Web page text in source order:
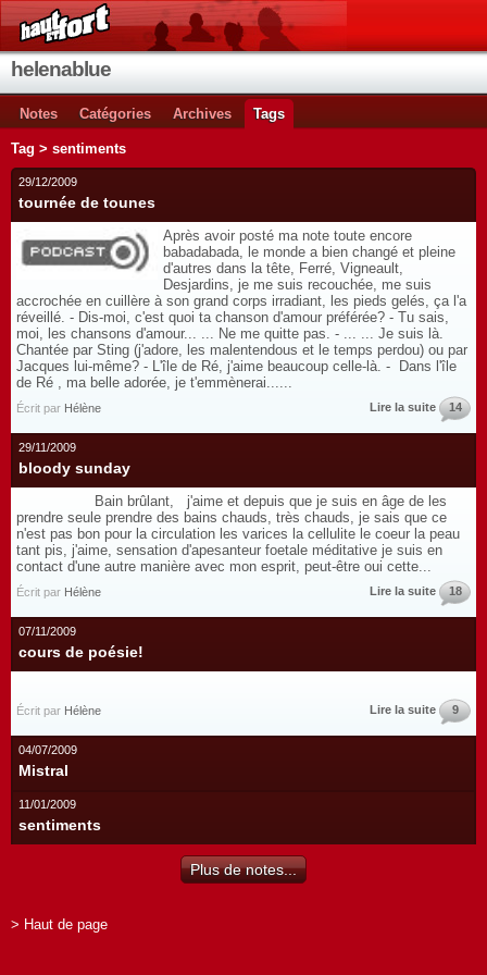
helenablue
Notes Catégories Archives Tags
Tag > sentiments
29/12/2009
tournée de tounes
Après avoir posté ma note toute encore
babadabada, le monde a bien changé et pleine
d'autres dans la tête, Ferré, Vigneault,
Desjardins, je me suis recouchée, me suis
accrochée en cuillère à son grand corps irradiant, les pieds gelés, ça l'a
réveillé. - Dis-moi, c'est quoi ta chanson d'amour préférée? - Tu sais,
moi, les chansons d'amour... ... Ne me quitte pas. - ... ... Je suis là.
Chantée par Sting (j'adore, les malentendous et le temps perdou) ou par
Jacques lui-même? - L'île de Ré, j'aime beaucoup celle-là. - Dans l'île
de Ré , ma belle adorée, je t'emmènerai......
Écrit par Hélène Lire la suite 14
29/11/2009
bloody sunday
Bain brûlant, j'aime et depuis que je suis en âge de les
prendre seule prendre des bains chauds, très chauds, je sais que ce
n'est pas bon pour la circulation les varices la cellulite le coeur la peau
tant pis, j'aime, sensation d'apesanteur foetale méditative je suis en
contact d'une autre manière avec mon esprit, peut-être oui cette...
Écrit par Hélène Lire la suite 18
07/11/2009
cours de poésie!
Écrit par Hélène Lire la suite 9
04/07/2009
Mistral
11/01/2009
sentiments
Plus de notes...
> Haut de page